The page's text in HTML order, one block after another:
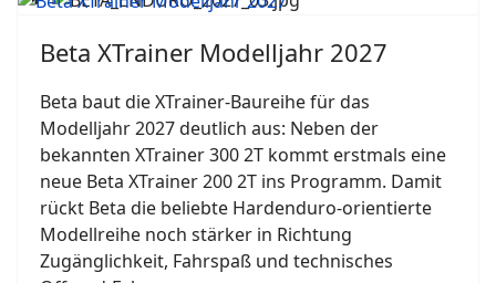
Beta XTrainer Modelljahr 2027
Beta baut die XTrainer-Baureihe für das
Modelljahr 2027 deutlich aus: Neben der
bekannten XTrainer 300 2T kommt erstmals eine
neue Beta XTrainer 200 2T ins Programm. Damit
rückt Beta die beliebte Hardenduro-orientierte
Modellreihe noch stärker in Richtung
Zugänglichkeit, Fahrspaß und technisches